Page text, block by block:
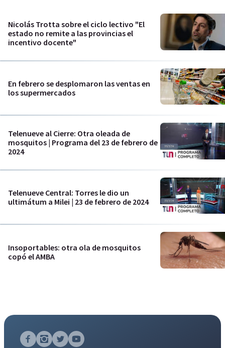
Nicolás Trotta sobre el ciclo lectivo "El
estado no remite a las provincias el
incentivo docente"
En febrero se desplomaron las ventas en
los supermercados
Telenueve al Cierre: Otra oleada de
mosquitos | Programa del 23 de febrero de
2024
Telenueve Central: Torres le dio un
ultimátum a Milei | 23 de febrero de 2024
Insoportables: otra ola de mosquitos
copó el AMBA